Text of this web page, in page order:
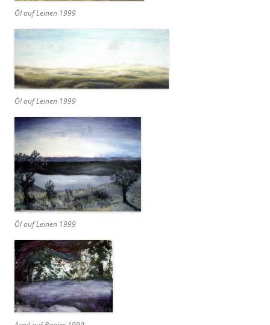
Öl auf Leinen 1999
Öl auf Leinen 1999
Öl auf Leinen 1999